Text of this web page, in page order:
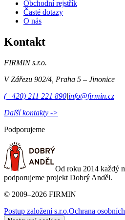
Obchodní rejstřík
Časté dotazy
O nás
Kontakt
FIRMIN s.r.o.
V Zářezu 902/4 Praha 5 – Jinonice
(+420) 211 221 890|info@firmin.cz
Další kontakty ->
Podporujeme
Od roku 2014 každý
podporujeme projekt Dobrý Anděl.
© 2009–2026 FIRMIN
Postup založení s.r.o.Ochrana